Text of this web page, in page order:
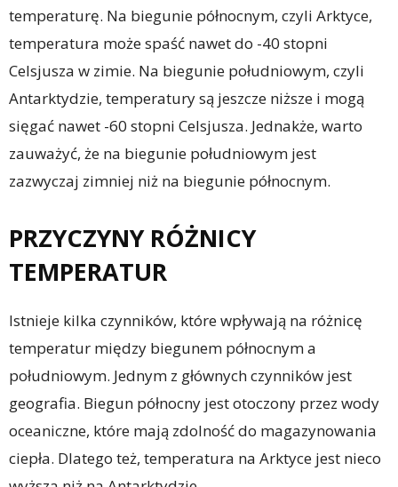
temperaturę. Na biegunie północnym, czyli Arktyce,
temperatura może spaść nawet do -40 stopni
Celsjusza w zimie. Na biegunie południowym, czyli
Antarktydzie, temperatury są jeszcze niższe i mogą
sięgać nawet -60 stopni Celsjusza. Jednakże, warto
zauważyć, że na biegunie południowym jest
zazwyczaj zimniej niż na biegunie północnym.
PRZYCZYNY RÓŻNICY
TEMPERATUR
Istnieje kilka czynników, które wpływają na różnicę
temperatur między biegunem północnym a
południowym. Jednym z głównych czynników jest
geografia. Biegun północny jest otoczony przez wody
oceaniczne, które mają zdolność do magazynowania
ciepła. Dlatego też, temperatura na Arktyce jest nieco